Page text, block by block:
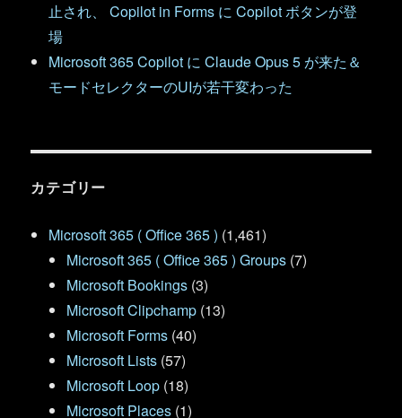
止され、 Copilot in Forms に Copilot ボタンが登
場
Microsoft 365 Copilot に Claude Opus 5 が来た＆
モードセレクターのUIが若干変わった
カテゴリー
Microsoft 365 ( Office 365 ) (1,461)
Microsoft 365 ( Office 365 ) Groups (7)
Microsoft Bookings (3)
Microsoft Clipchamp (13)
Microsoft Forms (40)
Microsoft Lists (57)
Microsoft Loop (18)
Microsoft Places (1)